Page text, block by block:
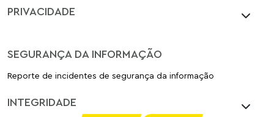
PRIVACIDADE
SEGURANÇA DA INFORMAÇÃO
Reporte de incidentes de segurança da informação
INTEGRIDADE